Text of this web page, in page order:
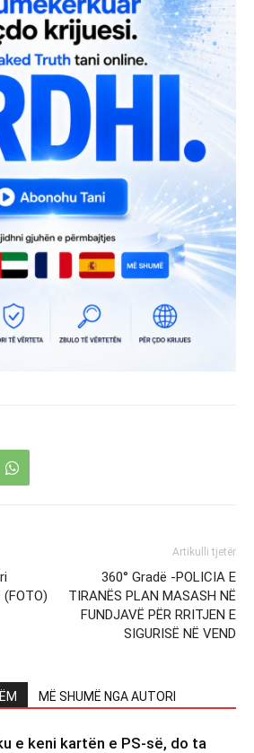
Artikulli tjetër
360° Gradë -POLICIA E
TIRANËS PLAN MASASH NË
FUNDJAVË PËR RRITJEN E
SIGURISË NË VEND
MË SHUMË NGA AUTORI
e keni kartën e PS-së, do ta